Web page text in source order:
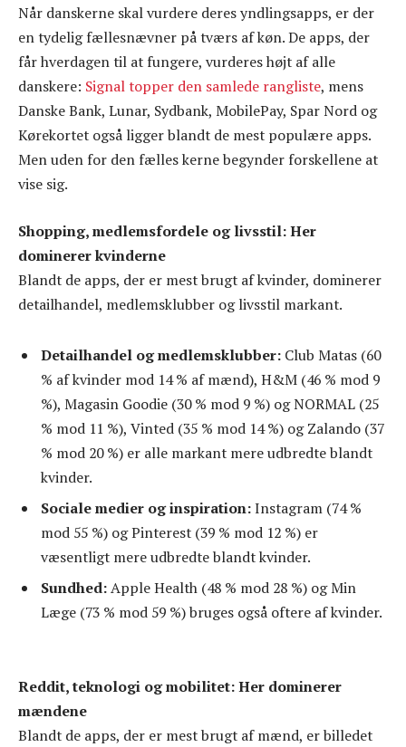
Når danskerne skal vurdere deres yndlingsapps, er der
en tydelig fællesnævner på tværs af køn. De apps, der
får hverdagen til at fungere, vurderes højt af alle
danskere: Signal topper den samlede rangliste, mens
Danske Bank, Lunar, Sydbank, MobilePay, Spar Nord og
Kørekortet også ligger blandt de mest populære apps.
Men uden for den fælles kerne begynder forskellene at
vise sig.
Shopping, medlemsfordele og livsstil: Her
dominerer kvinderne
Blandt de apps, der er mest brugt af kvinder, dominerer
detailhandel, medlemsklubber og livsstil markant.
Detailhandel og medlemsklubber: Club Matas (60
% af kvinder mod 14 % af mænd), H&M (46 % mod 9
%), Magasin Goodie (30 % mod 9 %) og NORMAL (25
% mod 11 %), Vinted (35 % mod 14 %) og Zalando (37
% mod 20 %) er alle markant mere udbredte blandt
kvinder.
Sociale medier og inspiration:Instagram (74 %
mod 55 %) og Pinterest (39 % mod 12 %) er
væsentligt mere udbredte blandt kvinder.
Sundhed:Apple Health (48 % mod 28 %) og Min
Læge (73 % mod 59 %) bruges også oftere af kvinder.
Reddit, teknologi og mobilitet: Her dominerer
mændene
Blandt de apps, der er mest brugt af mænd, er billedet